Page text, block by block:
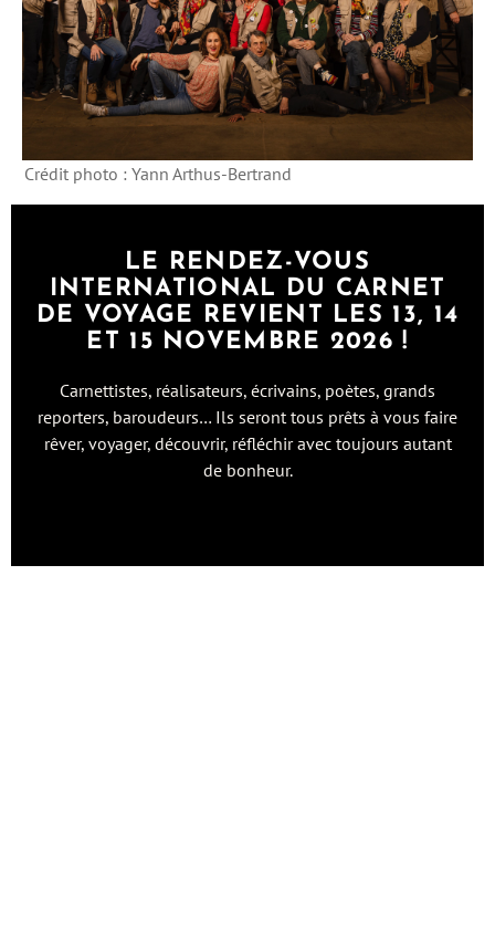
Crédit photo : Yann Arthus-Bertrand
LE RENDEZ-VOUS
INTERNATIONAL DU CARNET
DE VOYAGE REVIENT LES 13, 14
ET 15 NOVEMBRE 2026 !
Carnettistes, réalisateurs, écrivains, poètes, grands
reporters, baroudeurs… Ils seront tous prêts à vous faire
rêver, voyager, découvrir, réfléchir avec toujours autant
de bonheur.